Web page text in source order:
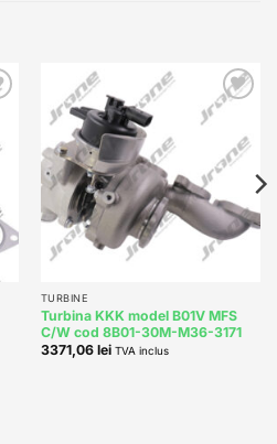
Add to
TURBINE
Turbina KKK model B01V MFS
C/W cod 8B01-30M-M36-3171
3371,06 lei TVA inclus